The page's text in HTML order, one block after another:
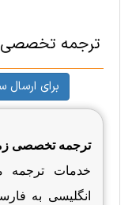
ترجمه
برای
ترجمه تخصصی
خدمات ترجمه
انگلیسی به